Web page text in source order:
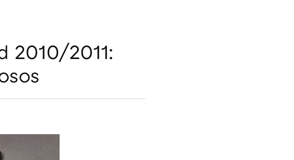
2010/2011: